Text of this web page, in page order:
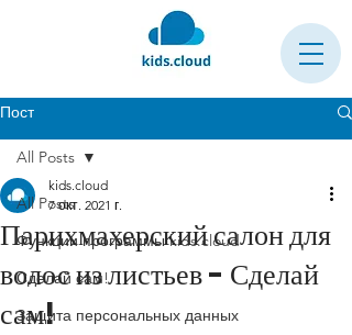
Пост
All Posts
Функции программы kids.cloud
Сделай сам!
Защита персональных данных
All Posts
Парихмахерский салон для
волос из листьев - Сделай
сам!
kids.cloud
7 окт. 2021 г.